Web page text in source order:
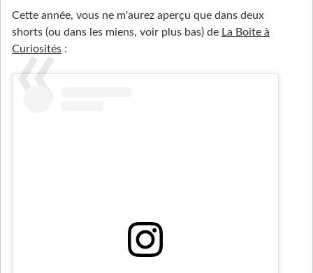
Cette année, vous ne m'aurez aperçu que dans deux
shorts (ou dans les miens, voir plus bas) de La Boîte à
Curiosités :